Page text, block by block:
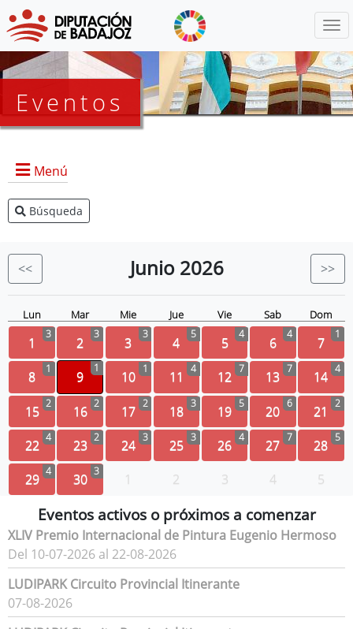
Eventos
Menú
Agenda Presidencia
Eventos
Búsqueda
<< Junio 2026 >>
Lun Mar Mie Jue Vie Sab Dom
1 3 2 3 3 3 4 5 5 4 6 4 7 1
8 1 9
1
10 1 11 4 12 7 13 7 14 4
15 2 16 2 17 2 18 3 19 5 20 6 21 2
22 4 23 2 24 3 25 3 26 4 27 7 28 5
29 4 30 3 1 2 3 4 5
Eventos activos o próximos a comenzar
XLIV Premio Internacional de Pintura Eugenio Hermoso
Del 10-07-2026 al 22-08-2026
LUDIPARK Circuito Provincial Itinerante
07-08-2026